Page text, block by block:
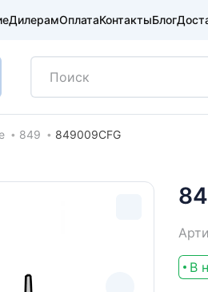
ДилерамОплатаКонтактыБлог
849 849009CFG
В